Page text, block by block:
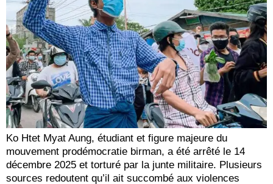
Ko Htet Myat Aung, étudiant et figure majeure du
mouvement prodémocratie birman, a été arrêté le 14
décembre 2025 et torturé par la junte militaire. Plusieurs
sources redoutent qu’il ait succombé aux violences